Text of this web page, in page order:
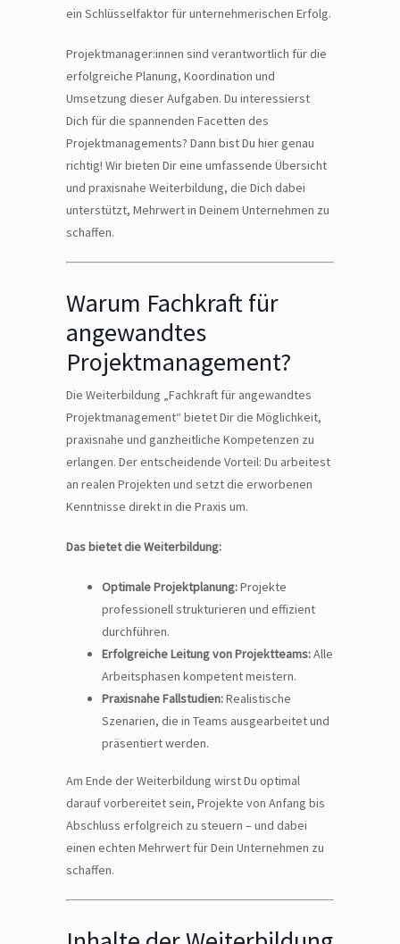
ein Schlüsselfaktor für unternehmerischen Erfolg.
Projektmanager:innen sind verantwortlich für die
erfolgreiche Planung, Koordination und
Umsetzung dieser Aufgaben. Du interessierst
Dich für die spannenden Facetten des
Projektmanagements? Dann bist Du hier genau
richtig! Wir bieten Dir eine umfassende Übersicht
und praxisnahe Weiterbildung, die Dich dabei
unterstützt, Mehrwert in Deinem Unternehmen zu
schaffen.
Warum Fachkraft für
angewandtes
Projektmanagement?
Die Weiterbildung „Fachkraft für angewandtes
Projektmanagement“ bietet Dir die Möglichkeit,
praxisnahe und ganzheitliche Kompetenzen zu
erlangen. Der entscheidende Vorteil: Du arbeitest
an realen Projekten und setzt die erworbenen
Kenntnisse direkt in die Praxis um.
Das bietet die Weiterbildung:
Optimale Projektplanung:Projekte
professionell strukturieren und effizient
durchführen.
Erfolgreiche Leitung von Projektteams:Alle
Arbeitsphasen kompetent meistern.
Praxisnahe Fallstudien:Realistische
Szenarien, die in Teams ausgearbeitet und
präsentiert werden.
Am Ende der Weiterbildung wirst Du optimal
darauf vorbereitet sein, Projekte von Anfang bis
Abschluss erfolgreich zu steuern – und dabei
einen echten Mehrwert für Dein Unternehmen zu
schaffen.